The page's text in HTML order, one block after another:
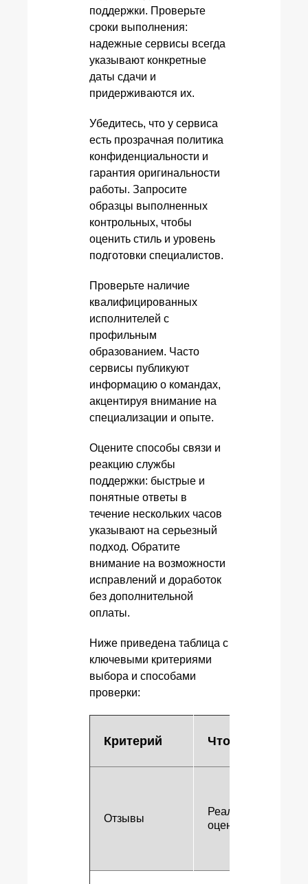
поддержки. Проверьте
сроки выполнения:
надежные сервисы всегда
указывают конкретные
даты сдачи и
придерживаются их.
Убедитесь, что у сервиса
есть прозрачная политика
конфиденциальности и
гарантия оригинальности
работы. Запросите
образцы выполненных
контрольных, чтобы
оценить стиль и уровень
подготовки специалистов.
Проверьте наличие
квалифицированных
исполнителей с
профильным
образованием. Часто
сервисы публикуют
информацию о командах,
акцентируя внимание на
специализации и опыте.
Оцените способы связи и
реакцию службы
поддержки: быстрые и
понятные ответы в
течение нескольких часов
указывают на серьезный
подход. Обратите
внимание на возможности
исправлений и доработок
без дополнительной
оплаты.
Ниже приведена таблица с
ключевыми критериями
выбора и способами
проверки:
Критерий Что проверить
Отзывы
Реальные истории
оценки качества